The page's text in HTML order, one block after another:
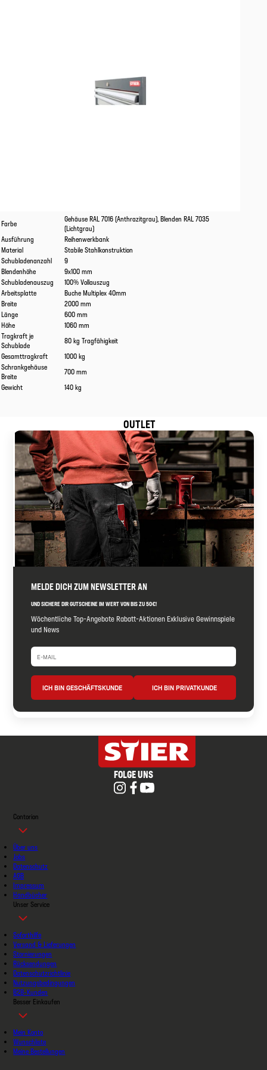
Farbe
Gehäuse RAL 7016 (Anthrazitgrau), Blenden RAL 7035
(Lichtgrau)
Ausführung
Reihenwerkbank
Material
Stabile Stahlkonstruktion
Schubladenanzahl
9
Blendenhöhe
9x100 mm
Schubladenauszug
100% Vollauszug
Arbeitsplatte
Buche Multiplex 40mm
Breite
2000 mm
Länge
600 mm
Höhe
1060 mm
Tragkraft je
Schublade
80 kg Tragfähigkeit
Gesamttragkraft
1000 kg
Schrankgehäuse
Breite
700 mm
Gewicht
140 kg
OUTLET
MELDE DICH ZUM NEWSLETTER AN
UND SICHERE DIR GUTSCHEINE IM WERT VON BIS ZU 50€!
Wöchentliche Top-Angebote Rabatt-Aktionen Exklusive Gewinnspiele
und News
ICH BIN GESCHÄFTSKUNDE ICH BIN PRIVATKUNDE
FOLGE UNS
Contorion
Über uns
Jobs
Datenschutz
AGB
Impressum
Handbücher
Unser Service
Soforthilfe
Versand & Lieferungen
Stornierungen
Rücksendungen
Datenschutzrichtlinie
Nutzungsbedingungen
B2B-Kunden
Besser Einkaufen
Mein Konto
Wunschliste
Meine Bestellungen